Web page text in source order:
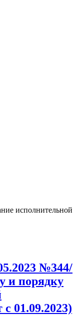
исполнительной
№344/
и порядку
01.09.2023)